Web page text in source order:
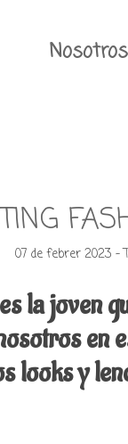
Nosotros
07 de febrer 2023 -
la joven
en
looks y